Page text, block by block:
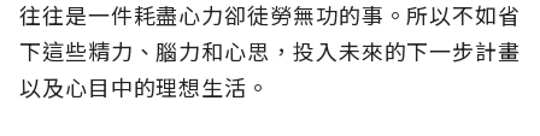
往往是一件耗盡心力卻徒勞無功的事。所以不如省
下這些精力、腦力和心思，投入未來的下一步計畫
以及心目中的理想生活。